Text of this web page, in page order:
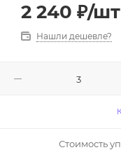
2 240 ₽/шт
Нашли дешевле?
Стоимость